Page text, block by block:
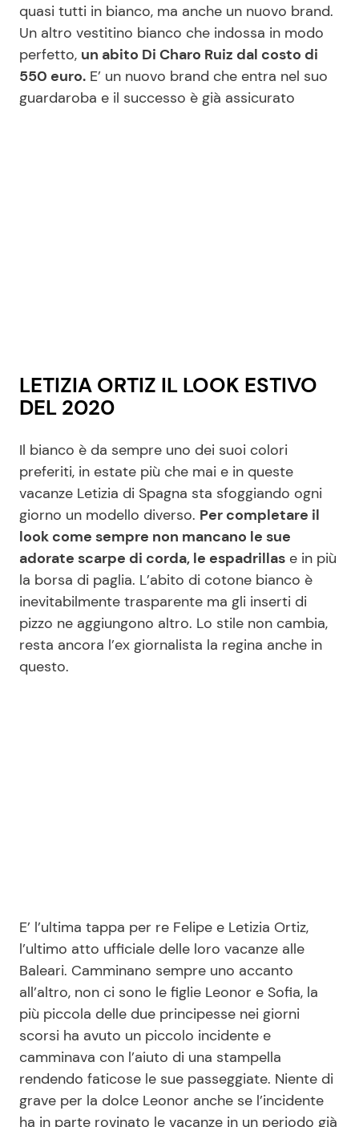
Festività Ricette per Bambini
Seguici
Privacy Policy
quasi tutti in bianco, ma anche un nuovo brand.
Un altro vestitino bianco che indossa in modo
perfetto, un abito Di Charo Ruiz dal costo di
550 euro. E’ un nuovo brand che entra nel suo
guardaroba e il successo è già assicurato
LETIZIA ORTIZ IL LOOK ESTIVO
DEL 2020
Il bianco è da sempre uno dei suoi colori
preferiti, in estate più che mai e in queste
vacanze Letizia di Spagna sta sfoggiando ogni
giorno un modello diverso. Per completare il
look come sempre non mancano le sue
adorate scarpe di corda, le espadrillas e in più
la borsa di paglia. L’abito di cotone bianco è
inevitabilmente trasparente ma gli inserti di
pizzo ne aggiungono altro. Lo stile non cambia,
resta ancora l’ex giornalista la regina anche in
questo.
E’ l’ultima tappa per re Felipe e Letizia Ortiz,
l’ultimo atto ufficiale delle loro vacanze alle
Baleari. Camminano sempre uno accanto
all’altro, non ci sono le figlie Leonor e Sofia, la
più piccola delle due principesse nei giorni
scorsi ha avuto un piccolo incidente e
camminava con l’aiuto di una stampella
rendendo faticose le sue passeggiate. Niente di
grave per la dolce Leonor anche se l’incidente
ha in parte rovinato le vacanze in un periodo già